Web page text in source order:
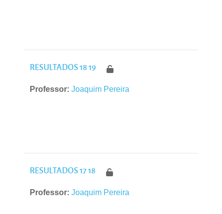
RESULTADOS 18 19
Professor: Joaquim Pereira
RESULTADOS 17 18
Professor: Joaquim Pereira